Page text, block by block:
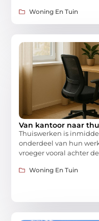
Woning En Tuin
Van kantoor naar
Thuiswerken is
onderdeel van hun
vroeger vooral achter
Woning En Tuin